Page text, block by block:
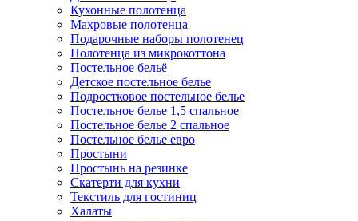
Кухонные полотенца
Махровые полотенца
Подарочные наборы полотенец
Полотенца из микрокоттона
Постельное бельё
Детское постельное белье
Подростковое постельное белье
Постельное белье 1,5 спальное
Постельное белье 2 спальное
Постельное белье евро
Простыни
Простынь на резинке
Скатерти для кухни
Текстиль для гостиниц
Халаты